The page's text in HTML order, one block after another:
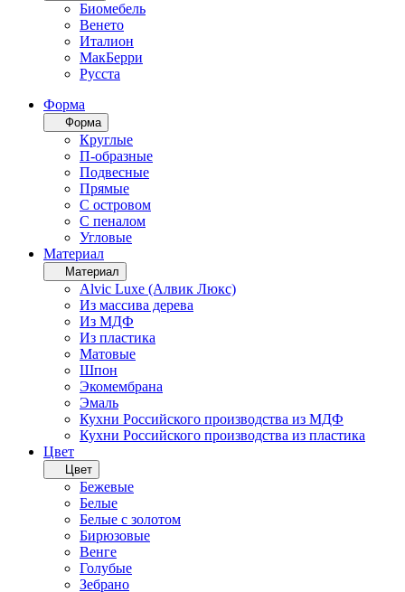
Биомебель
Венето
Италион
МакБерри
Русста
Форма
Форма
Круглые
П-образные
Подвесные
Прямые
С островом
С пеналом
Угловые
Материал
Материал
Alvic Luxe (Алвик Люкс)
Из массива дерева
Из МДФ
Из пластика
Матовые
Шпон
Экомембрана
Эмаль
Кухни Российского производства из МДФ
Кухни Российского производства из пластика
Цвет
Цвет
Бежевые
Белые
Белые с золотом
Бирюзовые
Венге
Голубые
Зебрано